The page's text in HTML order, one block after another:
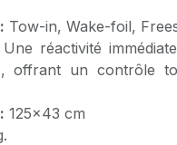
Tow-in, Wake-foil,
Une réactivité
offrant un contrôle
125x43 cm